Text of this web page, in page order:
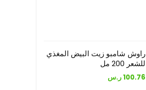
راوش شامبو زيت البيض المغذي
للشعر 200 مل
100.76ر.س